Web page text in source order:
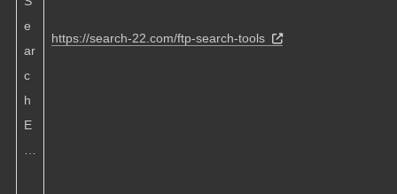
e
ar
c
h
E
https://search-22.com/ftp-search-tools